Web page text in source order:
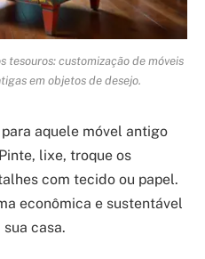
tesouros: customização de móveis
em objetos de desejo.
aquele móvel antigo
lixe, troque os
com tecido ou papel.
econômica e sustentável
casa.